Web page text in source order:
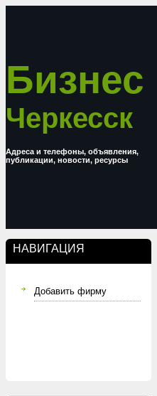
Бизнес
Черкесск
Адреса и телефоны, объявления,
публикации, новости, ресурсы
НАВИГАЦИЯ
Добавить фирму